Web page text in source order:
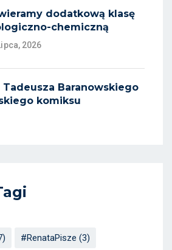
dodatkową klasę
chemiczną
2026
Tadeusza Baranowskiego
komiksu
#RenataPisze (3)